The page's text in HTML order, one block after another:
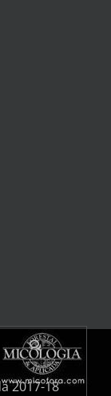
Comments
2017-18